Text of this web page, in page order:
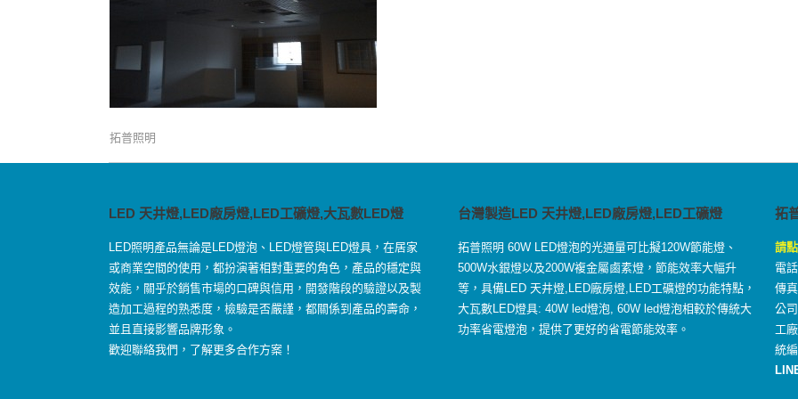
拓普照明
LED 天井燈,LED廠房燈,LED工礦燈,大瓦數LED燈
LED照明產品無論是LED燈泡、LED燈管與LED燈具，在居家
或商業空間的使用，都扮演著相對重要的角色，產品的穩定與
效能，關乎於銷售市場的口碑與信用，開發階段的驗證以及製
造加工過程的熟悉度，檢驗是否嚴謹，都關係到產品的壽命，
並且直接影響品牌形象。
歡迎聯絡我們，了解更多合作方案！
台灣製造LED 天井燈,LED廠房燈,LED工礦燈
拓普照明 60W LED燈泡的光通量可比擬120W節能燈、
500W水銀燈以及200W複金屬鹵素燈，節能效率大幅升
等，具備LED 天井燈,LED廠房燈,LED工礦燈的功能特點，
大瓦數LED燈具: 40W led燈泡, 60W led燈泡相較於傳統大
功率省電燈泡，提供了更好的省電節能效率。
拓
請
電
傳
公
工
統